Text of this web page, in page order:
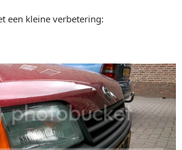
een kleine verbetering: